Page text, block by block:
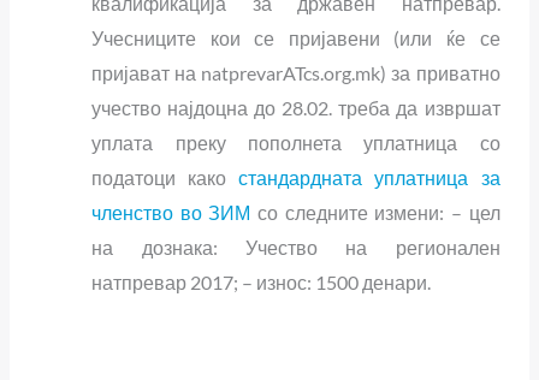
Учесниците кои се пријавени (или ќе се
пријават на natprevarATcs.org.mk) за приватно
учество најдоцна до 28.02. треба да извршат
уплата преку пополнета уплатница со
податоци какостандардната уплатница за
членство во ЗИМ со следните измени: – цел
на дознака: Учество на регионален
натпревар 2017; – износ: 1500 денари.